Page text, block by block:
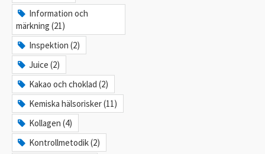
Information och
märkning (21)
Inspektion (2)
Juice (2)
Kakao och choklad (2)
Kemiska hälsorisker (11)
Kollagen (4)
Kontrollmetodik (2)